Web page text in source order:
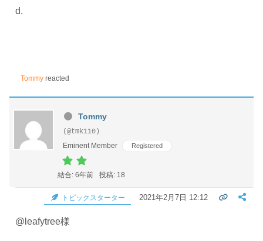
d.
Tommy reacted
Tommy
(@tmk110)
Eminent Member
Registered
結合: 6年前 投稿: 18
トピックスターター 2021年2月7日 12:12
@leafytree様